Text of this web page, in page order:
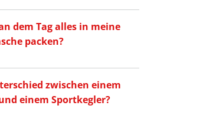
dem Tag alles in meine
packen?
zwischen einem
einem Sportkegler?